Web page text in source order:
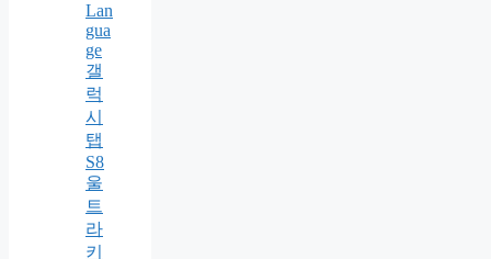
Lan
gua
ge
갤
럭
시
탭
S8
울
트
라
키